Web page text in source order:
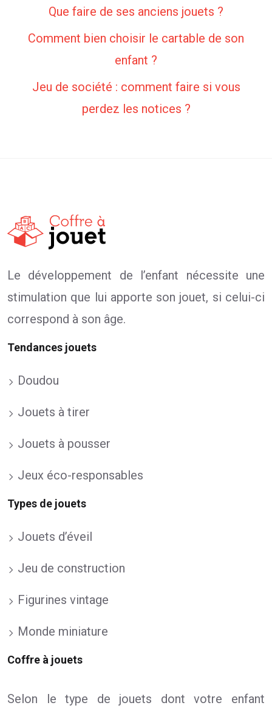
Que faire de ses anciens jouets ?
Comment bien choisir le cartable de son
enfant ?
Jeu de société : comment faire si vous
perdez les notices ?
Le développement de l’enfant nécessite une
stimulation que lui apporte son jouet, si celui-ci
correspond à son âge.
Tendances jouets
Doudou
Jouets à tirer
Jouets à pousser
Jeux éco-responsables
Types de jouets
Jouets d’éveil
Jeu de construction
Figurines vintage
Monde miniature
Coffre à jouets
Selon le type de jouets dont votre enfant